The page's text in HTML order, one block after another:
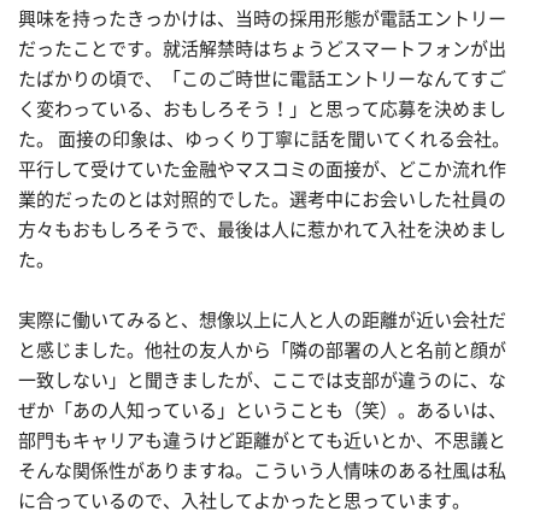
興味を持ったきっかけは、当時の採用形態が電話エントリー
だったことです。就活解禁時はちょうどスマートフォンが出
たばかりの頃で、「このご時世に電話エントリーなんてすご
く変わっている、おもしろそう！」と思って応募を決めまし
た。 面接の印象は、ゆっくり丁寧に話を聞いてくれる会社。
平行して受けていた金融やマスコミの面接が、どこか流れ作
業的だったのとは対照的でした。選考中にお会いした社員の
方々もおもしろそうで、最後は人に惹かれて入社を決めまし
た。
実際に働いてみると、想像以上に人と人の距離が近い会社だ
と感じました。他社の友人から「隣の部署の人と名前と顔が
一致しない」と聞きましたが、ここでは支部が違うのに、な
ぜか「あの人知っている」ということも（笑）。あるいは、
部門もキャリアも違うけど距離がとても近いとか、不思議と
そんな関係性がありますね。こういう人情味のある社風は私
に合っているので、入社してよかったと思っています。